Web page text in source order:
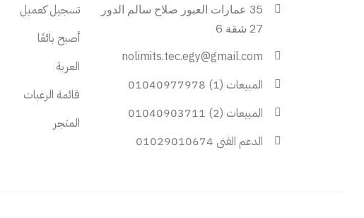
35 عمارات العبور صلاح سالم الدور
27 شقة 6
nolimits.tec.egy@gmail.com
المبيعات (1) 01040977978
المبيعات (2) 01040903711
الدعم الفنى 01029010674
تسجيل كعميل
أصبح بائعًا
العربة
قائمة الرغبات
المتجر